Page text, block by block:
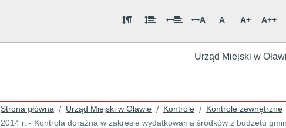
A A A+ A++
Urząd Miejski w
Strona główna / Urząd Miejski w Oławie / Kontrole / Kontrole zewnętrzne
2014 r. - Kontrola doraźna w zakresie wydatkowania środków z budżetu